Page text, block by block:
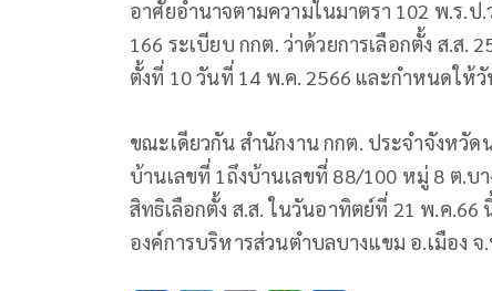
อาศัยอำนาจตามความในมาตรา 102 พ.ร.ป
166 ระเบียบ กกต. ว่าด้วยการเลือกตั้ง ส.ส.
ตั้งที่ 10 วันที่ 14 พ.ค. 2566 และกำหนดให้
ขณะเดียวกัน สำนักงาน กกต. ประจำจังหวั
บ้านเลขที่ 1ถึงบ้านเลขที่ 88/100 หมู่ 8 ต.บ
สิทธิเลือกตั้ง ส.ส. ในวันอาทิตย์ที่ 21 พ.ค.66
องค์การบริหารส่วนตำบลบางแขม อ.เมือง